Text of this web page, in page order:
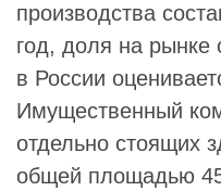
производства
год, доля на рынке
в России
Имущественный
отдельно стоящих
общей площадью